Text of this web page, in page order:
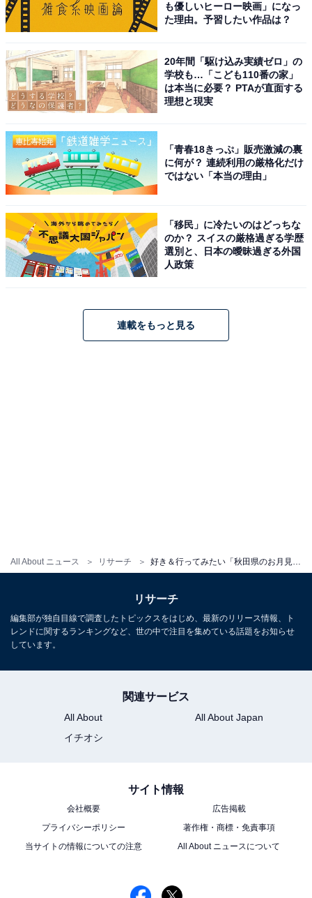
All About ニュース リサーチ
あたりにいい絶景スポットがあるから」（40代男性／岐
阜県）、「岩肌にぶつかる波と月を一緒見たいと思った
ので」（40代女性／岩手県）といった声が集まりまし
た。
この記事の筆者：坂上 恵
All About ニュースの編集者。オールアバウトに入社後、
SNSトレンドにフォーカスした記事執筆やSEOライティ
ングの経験を経て、のちにAll About ニュースチームのメ
ンバーに参入。現在は旅行・カルチャー・エンタメなど
を中心に企画編集を担当。東京都出身。居酒屋巡りとス
ポーツ観戦が生きがい。
9位までのランキング結果を見る
好き＆行ってみたい「宮城県のお月見スポッ
ト」ランキング！ 同率2位「蔵王連峰」「仙台
2
も優しいヒーロー映画」になっ
た理由。予習したい作品は？
20年間「駆け込み実績ゼロ」の
学校も…「こども110番の家」
は本当に必要？ PTAが直面する
理想と現実
「青春18きっぷ」販売激減の裏
に何が？ 連続利用の厳格化だけ
ではない「本当の理由」
「移民」に冷たいのはどっちな
のか？ スイスの厳格過ぎる学歴
選別と、日本の曖昧過ぎる外国
人政策
連載をもっと見る
リサーチ
編集部が独自目線で調査したトピックスをはじめ、最新のリリース情報、ト
レンドに関するランキングなど、世の中で注目を集めている話題をお知らせ
しています。
関連サービス
All About
All About Japan
イチオシ
サイト情報
会社概要
広告掲載
プライバシーポリシー
著作権・商標・免責事項
当サイトの情報についての注意
All About ニュースについて